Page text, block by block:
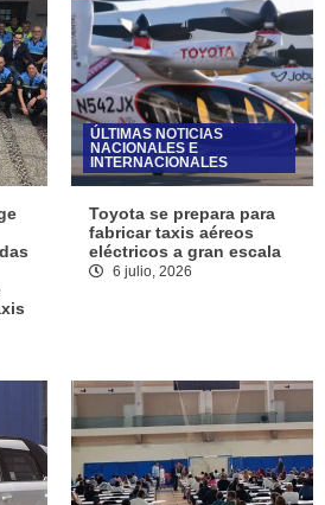
ÚLTIMAS NOTICIAS
NACIONALES E
INTERNACIONALES
Toyota se prepara para
fabricar taxis aéreos
eléctricos a gran escala
6 julio, 2026